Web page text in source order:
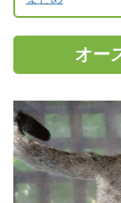
オー